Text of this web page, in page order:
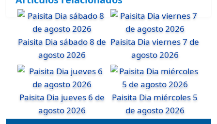
Paisita Dia sábado 8 de
agosto 2026
Paisita Dia viernes 7 de
agosto 2026
Paisita Dia jueves 6 de
agosto 2026
Paisita Dia miércoles 5
de agosto 2026